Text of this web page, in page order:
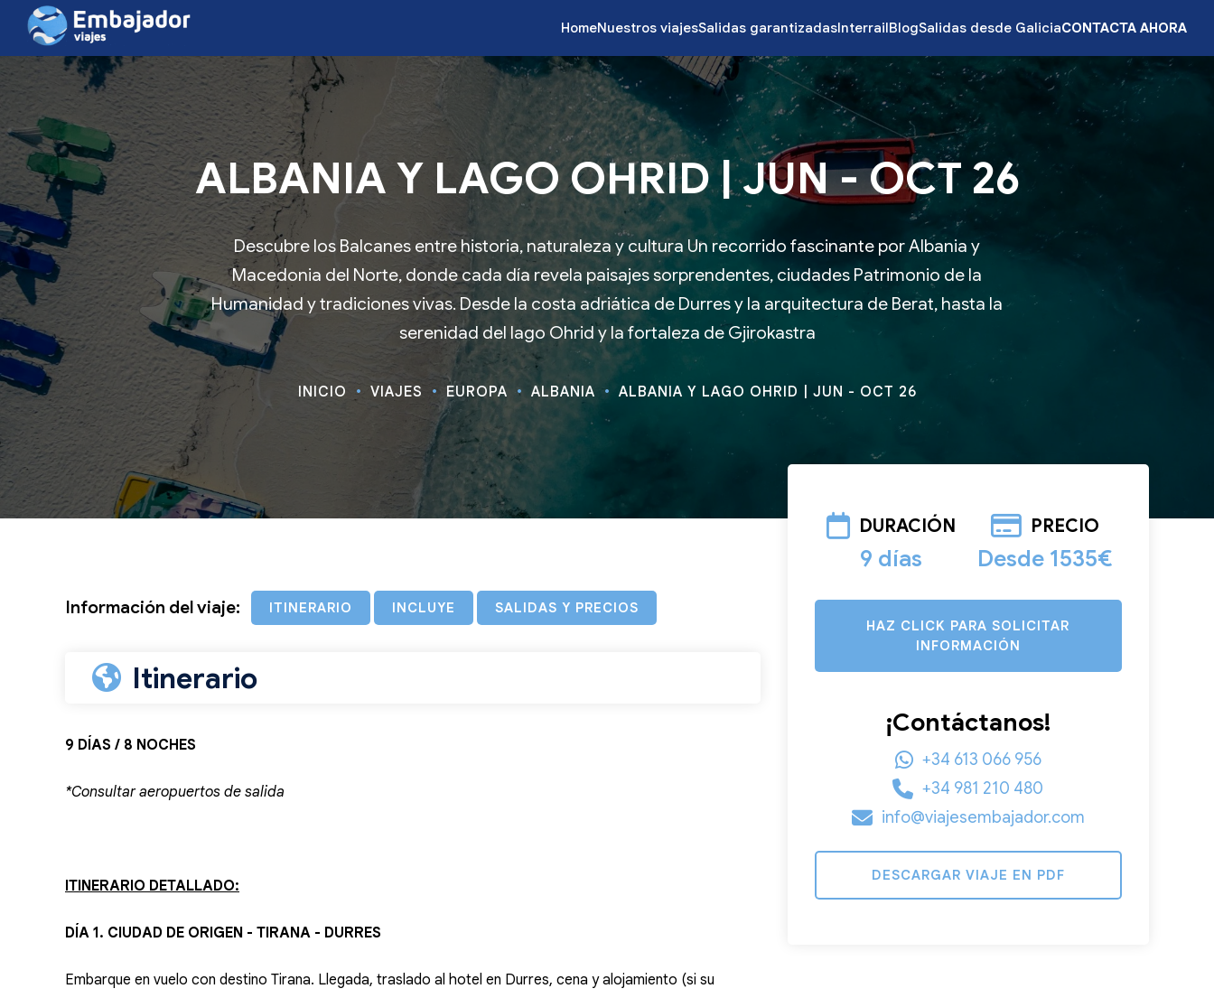
HomeNuestros viajesSalidas garantizadasInterrailBlogSalidas desde GaliciaCONTACTA AHORA
ALBANIA Y LAGO OHRID | JUN - OCT 26
Descubre los Balcanes entre historia, naturaleza y cultura Un recorrido fascinante por Albania y
Macedonia del Norte, donde cada día revela paisajes sorprendentes, ciudades Patrimonio de la
Humanidad y tradiciones vivas. Desde la costa adriática de Durres y la arquitectura de Berat, hasta la
serenidad del lago Ohrid y la fortaleza de Gjirokastra
INICIO VIAJES EUROPA ALBANIA ALBANIA Y LAGO OHRID | JUN - OCT 26
Información del viaje: ITINERARIO INCLUYE SALIDAS Y PRECIOS
Itinerario
9 DÍAS / 8 NOCHES
*Consultar aeropuertos de salida
ITINERARIO DETALLADO:
DÍA 1. CIUDAD DE ORIGEN - TIRANA - DURRES
Embarque en vuelo con destino Tirana. Llegada, traslado al hotel en Durres, cena y alojamiento (si su
DURACIÓN
9 días
PRECIO
Desde 1535€
HAZ CLICK PARA SOLICITAR
INFORMACIÓN
¡Contáctanos!
+34 613 066 956
+34 981 210 480
info@viajesembajador.com
DESCARGAR VIAJE EN PDF